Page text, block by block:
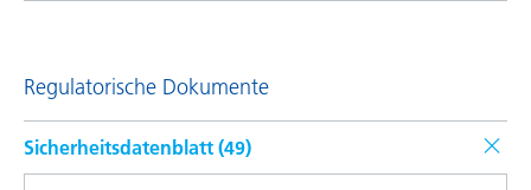
Regulatorische Dokumente
Sicherheitsdatenblatt (49)